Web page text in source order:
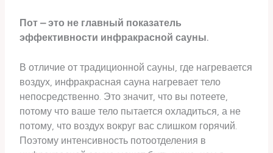
Пот – это не главный показатель
эффективности инфракрасной сауны.
В отличие от традиционной сауны, где нагревается
воздух, инфракрасная сауна нагревает тело
непосредственно. Это значит, что вы потеете,
потому что ваше тело пытается охладиться, а не
потому, что воздух вокруг вас слишком горячий.
Поэтому интенсивность потоотделения в